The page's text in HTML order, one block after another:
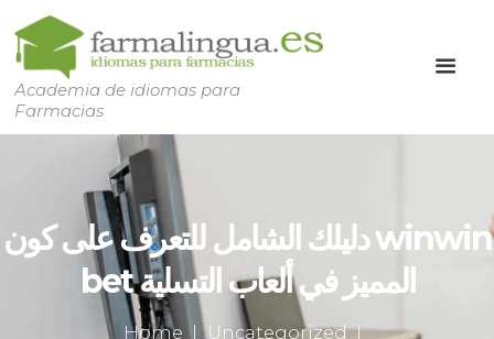
Academia de idiomas para
Farmacias
دليلك الشامل للتعرف على كون winwin
bet المميز في ألعاب التسلية
Home
Uncategorized